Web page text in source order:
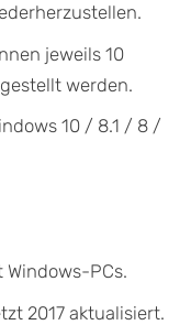
jeweils 10
werden.
10 / 8.1 / 8 /
PCs.
2017 aktualisiert.